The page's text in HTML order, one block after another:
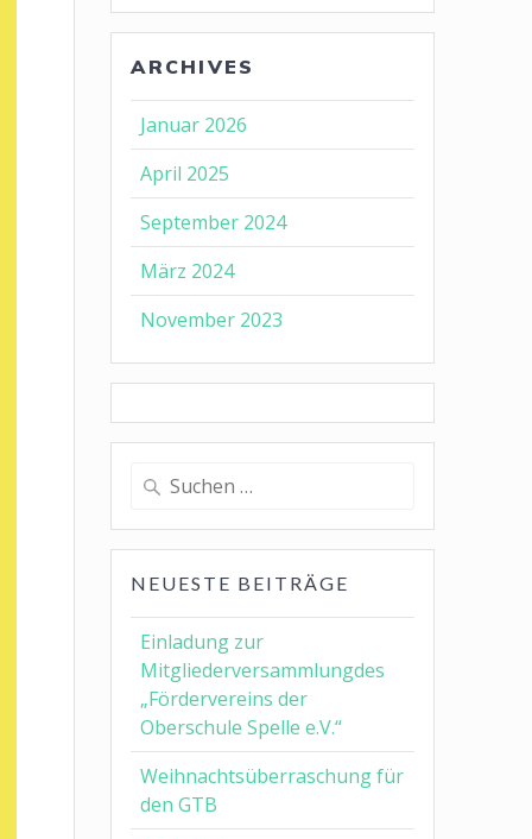
ARCHIVES
Januar 2026
April 2025
September 2024
März 2024
November 2023
Suche
NEUESTE BEITRÄGE
Einladung zur
Mitgliederversammlungdes
„Fördervereins der
Oberschule Spelle e.V.“
Weihnachtsüberraschung für
den GTB